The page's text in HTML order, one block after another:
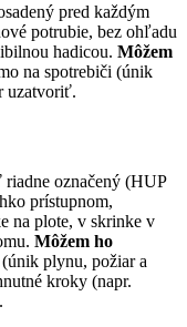
pred každým
potrubie, bez ohľadu
hadicou. Môžem
na spotrebiči (únik
uzatvoriť.
označený (HUP
prístupnom,
na plote, v skrinke v
Môžem ho
plynu, požiar a
kroky (napr.